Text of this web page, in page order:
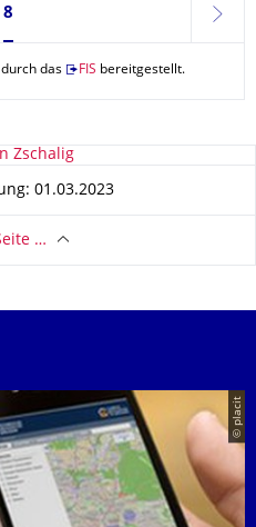
Seite 8, aktuell ausgewählt
8
weiter
das FIS bereitgestellt.
Zschalig
01.03.2023
…
© placit